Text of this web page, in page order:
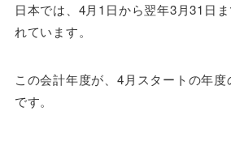
日本では、4月1日から翌年3月31日
れています。
この会計年度が、4月スタートの年
です。